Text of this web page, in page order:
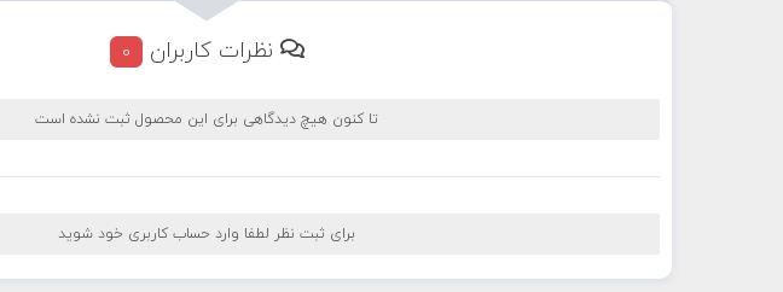
نظرات کاربران 0
تا کنون هیچ دیدگاهی برای این محصول ثبت نشده است
برای ثبت نظر لطفا وارد حساب کاربری خود شوید